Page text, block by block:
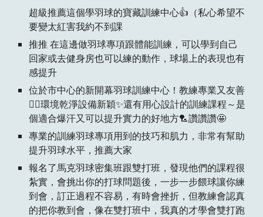
超級推薦這個學羽球的寶藏訓練中心👍（私心希望不
要變太紅害我約不到課
推推 在這邊做羽球專項跟體能訓練，可以學到自己
回家或去健身房也可以練的動作，球場上的表現也有
感提升
位於市中心的新開幕羽球訓練中心！教練專業又友善
👍🏻環境乾淨設備新穎✨還有用心設計的訓練課程～是
個適合爆汗又可以提升實力的好地方🏸讚讚讚🤩
專業的訓練羽球專項用到的技巧和肌力，非常有幫助
提升羽球水平，推薦大家
報名了馬克羽球密集班跟雙打班，發現他們的課程很
紮實，會挑出你的打球問題後，一步一步餵球讓你練
到會，訂正過程不容易，有時會挫折，但教練會認真
的把你教到會，像在雙打班中，我真的才學會雙打跑